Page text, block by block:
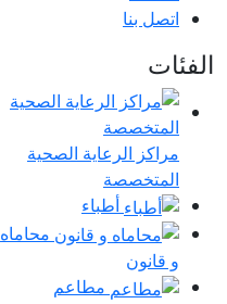
اتصل بنا
الفئات
مراكز الرعاية الصحية
المتخصصة
أطباء
محاماه
و قانون
مطاعم